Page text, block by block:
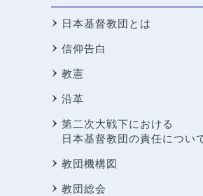
日本基督教団とは
信仰告白
教憲
沿革
第二次大戦下における
日本基督教団の責任につい
教団機構図
教団総会